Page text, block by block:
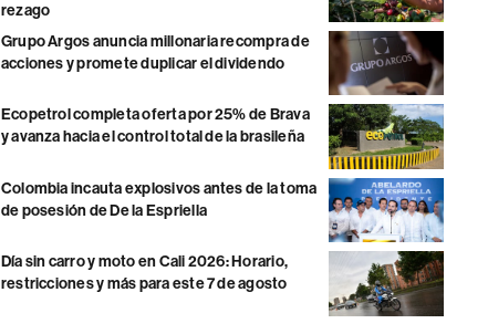
rezago
Grupo Argos anuncia millonaria recompra de
acciones y promete duplicar el dividendo
Ecopetrol completa oferta por 25% de Brava
y avanza hacia el control total de la brasileña
Colombia incauta explosivos antes de la toma
de posesión de De la Espriella
Día sin carro y moto en Cali 2026: Horario,
restricciones y más para este 7 de agosto